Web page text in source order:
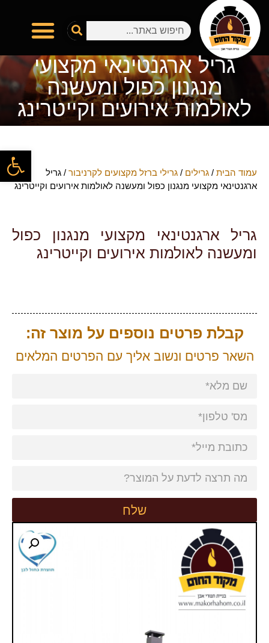
גריל ארגנטינאי מקצועי
מנגנון כפול ומעשנה
לאולמות אירועים וקייטרינג
עמוד הבית / גרילים / גרילי ברזל מקצועים לקרניבור / גריל
ארגנטינאי מקצועי מנגנון כפול ומעשנה לאולמות אירועים וקייטרינג
גריל ארגנטינאי מקצועי מנגנון כפול
ומעשנה לאולמות אירועים וקייטרינג
קבלת פרטים נוספים על מוצר זה:
השאר פרטים ונשוב אליך עם הפרטים המלאים
שלח